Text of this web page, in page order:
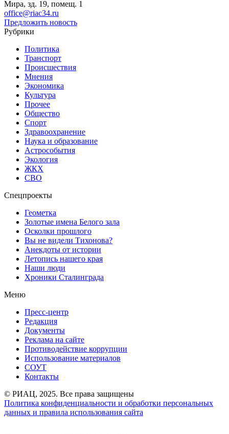
Мира, зд. 19, помещ. 1
office@riac34.ru
Предложить новость
Рубрики
Политика
Транспорт
Происшествия
Мнения
Экономика
Культура
Прочее
Общество
Спорт
Здравоохранение
Наука и образование
Астрособытия
Экология
ЖКХ
СВО
Спецпроекты
Геометка
Золотые имена Белого зала
Осколки прошлого
Вы не видели Тихонова?
Анекдоты от истории
Летопись нашего края
Наши люди
Хроники Сталинграда
Меню
Пресс-центр
Редакция
Документы
Реклама на сайте
Противодействие коррупции
Использование материалов
СОУТ
Контакты
© РИАЦ, 2025. Все права защищены
Политика конфиденциальности и обработки персональных
данных и правила использования сайта